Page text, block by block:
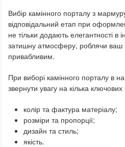
Вибір камінного порталу з
відповідальний етап при
не тільки додають елегантності
затишну атмосферу, роблячи
привабливим.
При виборі камінного порталу в
звернути увагу на кілька
колір та фактура матеріалу;
розміри та пропорції;
дизайн та стиль;
якість.